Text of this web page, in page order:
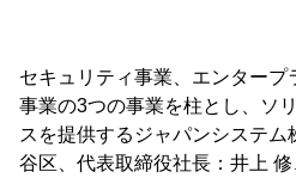
セキュリティ事業、エンター
事業の3つの事業を柱とし、ソ
スを提供するジャパンシステ
谷区、代表取締役社長：井上